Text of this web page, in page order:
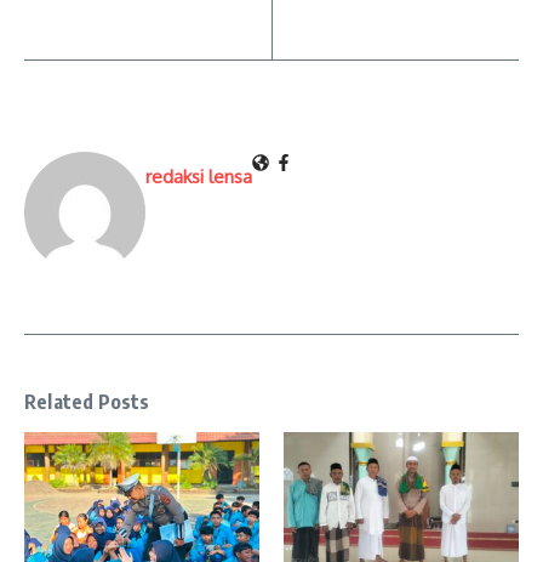
redaksi lensa
Related Posts